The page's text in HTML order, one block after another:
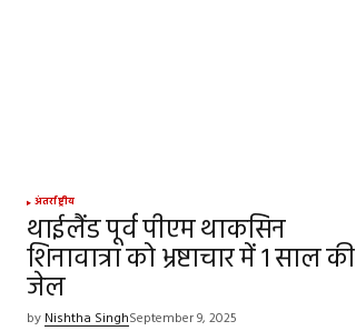
अंतर्राष्ट्रीय
थाईलैंड पूर्व पीएम थाकसिन
शिनावात्रा को भ्रष्टाचार में 1 साल की
जेल
by Nishtha SinghSeptember 9, 2025